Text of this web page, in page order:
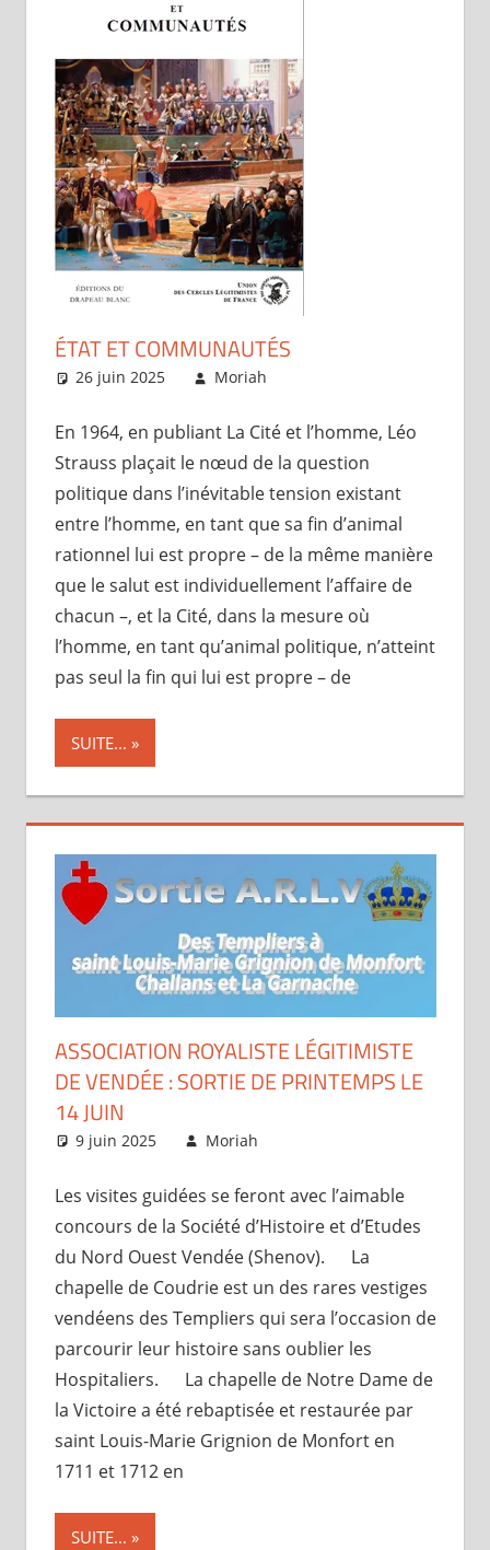
ÉTAT ET COMMUNAUTÉS
26 juin 2025 Moriah
En 1964, en publiant La Cité et l’homme, Léo
Strauss plaçait le nœud de la question
politique dans l’inévitable tension existant
entre l’homme, en tant que sa fin d’animal
rationnel lui est propre – de la même manière
que le salut est individuellement l’affaire de
chacun –, et la Cité, dans la mesure où
l’homme, en tant qu’animal politique, n’atteint
pas seul la fin qui lui est propre – de
SUITE...
ASSOCIATION ROYALISTE LÉGITIMISTE
DE VENDÉE : SORTIE DE PRINTEMPS LE
14 JUIN
9 juin 2025 Moriah
Les visites guidées se feront avec l’aimable
concours de la Société d’Histoire et d’Etudes
du Nord Ouest Vendée (Shenov). La
chapelle de Coudrie est un des rares vestiges
vendéens des Templiers qui sera l’occasion de
parcourir leur histoire sans oublier les
Hospitaliers. La chapelle de Notre Dame de
la Victoire a été rebaptisée et restaurée par
saint Louis-Marie Grignion de Monfort en
1711 et 1712 en
SUITE...